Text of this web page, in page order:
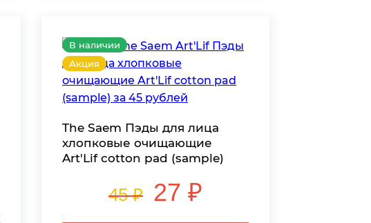
В наличии
Акция
The Saem Пэды для лица
хлопковые очищающие
Art'Lif cotton pad (sample)
45 ₽ 27 ₽